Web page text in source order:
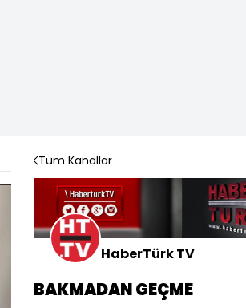
Tüm Kanallar
HaberTürk TV
BAKMADAN GEÇME